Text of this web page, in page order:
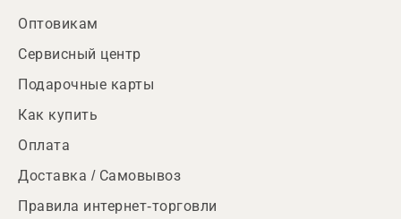
Оптовикам
Сервисный центр
Подарочные карты
Как купить
Оплата
Доставка / Самовывоз
Правила интернет-торговли